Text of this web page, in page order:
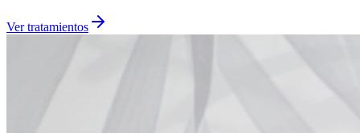
Ver tratamientos